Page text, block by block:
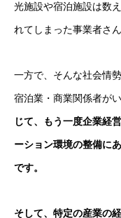
光施設や宿泊施設は数
れてしまった事業者さ
一方で、そんな社会情
宿泊業・商業関係者が
じて、もう一度企業経
ーション環境の整備に
です。
そして、特定の産業の